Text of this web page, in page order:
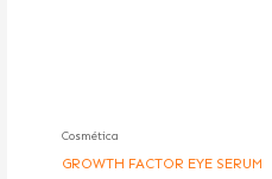
Cosmética
GROWTH FACTOR EYE SERUM